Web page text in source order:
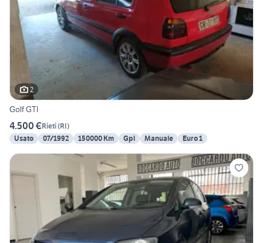
2
Golf GTI
4.500 €Rieti(RI)
Usato
07/1992 150000 Km Gpl Manuale Euro 1